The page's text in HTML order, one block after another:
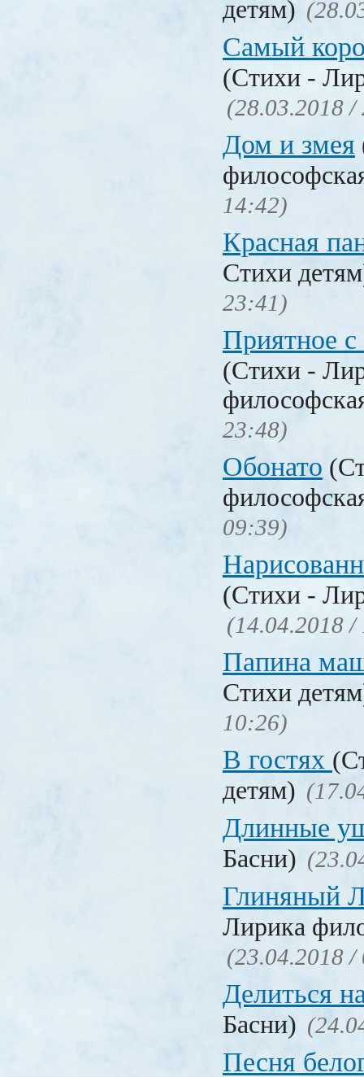
детям)
Самый
(Стихи -
(28.03.2018 /
Дом и змея
14:42)
Красная
Стихи
23:41)
Приятное
(Стихи -
23:48)
Обонато
09:39)
(Стихи -
(14.04.2018 /
Папина
Стихи
10:26)
В гостях
детям)
Длинные
Басни)
Глиняный
Лирика
(23.04.2018 /
Делиться
Басни)
Песня